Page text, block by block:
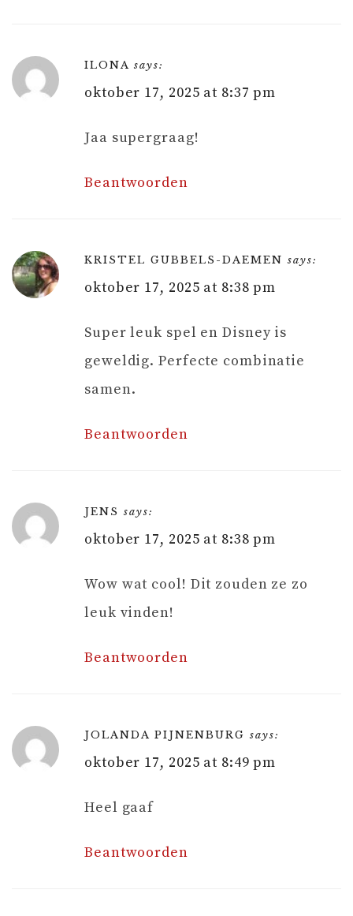
ILONA says:
oktober 17, 2025 at 8:37 pm
Jaa supergraag!
Beantwoorden
KRISTEL GUBBELS-DAEMEN says:
oktober 17, 2025 at 8:38 pm
Super leuk spel en Disney is
geweldig. Perfecte combinatie
samen.
Beantwoorden
JENS says:
oktober 17, 2025 at 8:38 pm
Wow wat cool! Dit zouden ze zo
leuk vinden!
Beantwoorden
JOLANDA PIJNENBURG says:
oktober 17, 2025 at 8:49 pm
Heel gaaf
Beantwoorden